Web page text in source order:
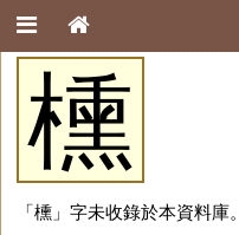
櫄
「櫄」字未收錄於本資料庫。